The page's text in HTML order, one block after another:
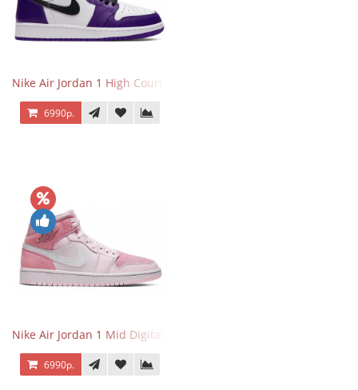
Nike Air Jordan 1 High Court Purple 2.0
6990р.
Nike Air Jordan 1 Mid Digital Pink
6990р.